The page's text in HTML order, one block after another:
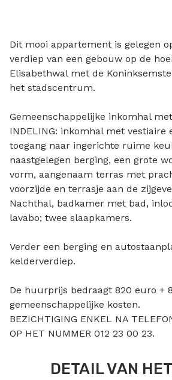
Dit mooi appartement is gelegen
verdiep van een gebouw op de
Elisabethwal met de
het stadscentrum.
Gemeenschappelijke inkomhal
INDELING: inkomhal met vestiaire
toegang naar ingerichte ruime
naastgelegen berging, een grote
vorm, aangenaam terras met
voorzijde en terrasje aan de
Nachthal, badkamer met bad,
lavabo; twee slaapkamers.
Verder een berging en
kelderverdiep.
De huurprijs bedraagt 820 euro +
gemeenschappelijke kosten.
BEZICHTIGING ENKEL NA
OP HET NUMMER 012 23 00 23.
DETAIL VAN